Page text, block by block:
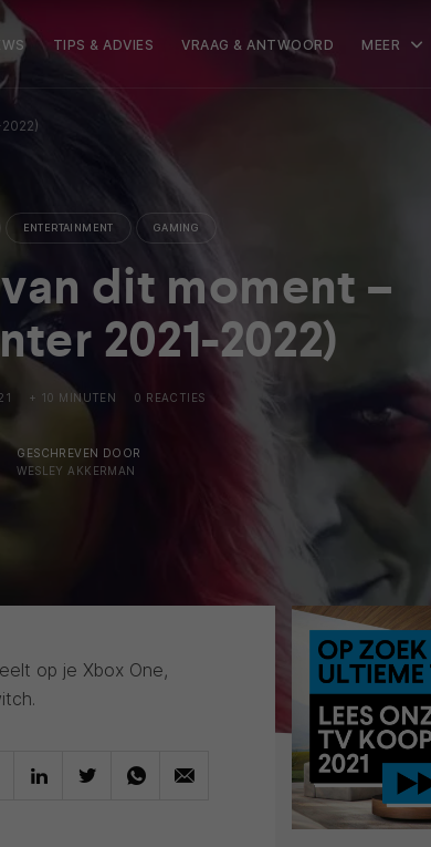
TIPS & ADVIES VRAAG & ANTWOORD MEER
ENTERTAINMENT GAMING
dit moment –
2021-2022)
+ 10 MINUTEN 0 REACTIES
GESCHREVEN DOOR
WESLEY AKKERMAN
op je Xbox One,